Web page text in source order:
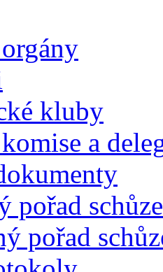
kluby
a
pořad schůze
pořad